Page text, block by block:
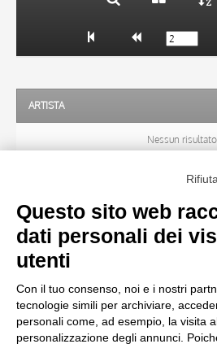
ARTISTA
Nessun risultato
OGGETTO
LOCALIZZAZIONE
CRONOLOGIA
Questo sito web
dati personali dei
utenti
Con il tuo consenso, noi e i nostri
tecnologie simili per archiviare,
personali come, ad esempio, la visita
personalizzazione degli annunci.